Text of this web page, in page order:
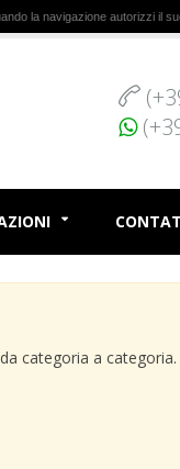
la navigazione autorizzi il
categoria a categoria.